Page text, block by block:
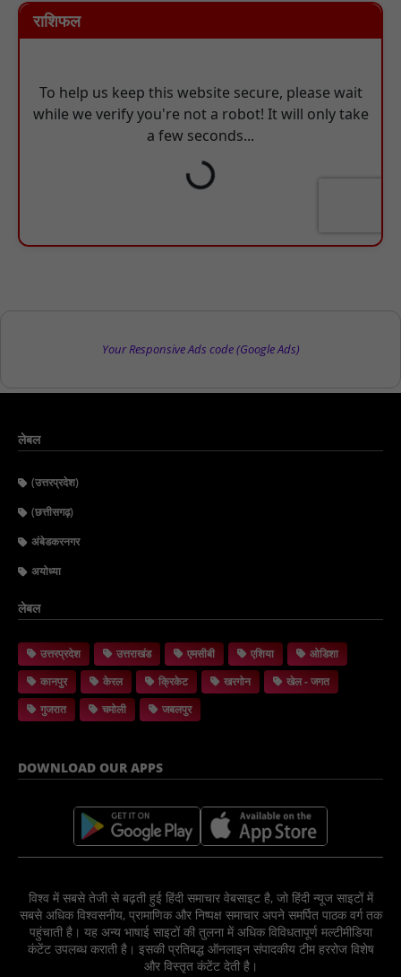
राशिफल
Your Responsive Ads code (Google Ads)
लेबल
(उत्तरप्रदेश)
(छत्तीसगढ़)
अंबेडकरनगर
अयोध्या
लेबल
उत्तरप्रदेश उत्तराखंड एमसीबी एशिया
ओडिशा
कानपुर
केरल क्रिकेट खरगोन
खेल - जगत
गुजरात
चमोली जबलपुर
DOWNLOAD OUR APPS
विश्व में सबसे तेजी से बढ़ती हुई हिंदी समाचार वेबसाइट है, जो हिंदी न्यूज साइटों में
सबसे अधिक विश्वसनीय, प्रामाणिक और निष्पक्ष समाचार अपने समर्पित पाठक वर्ग तक
पहुंचाती है। यह अन्य भाषाई साइटों की तुलना में अधिक विविधतापूर्ण मल्टीमीडिया
कंटेंट उपलब्ध कराती है। इसकी प्रतिबद्ध ऑनलाइन संपादकीय टीम हररोज विशेष
और विस्तृत कंटेंट देती है।